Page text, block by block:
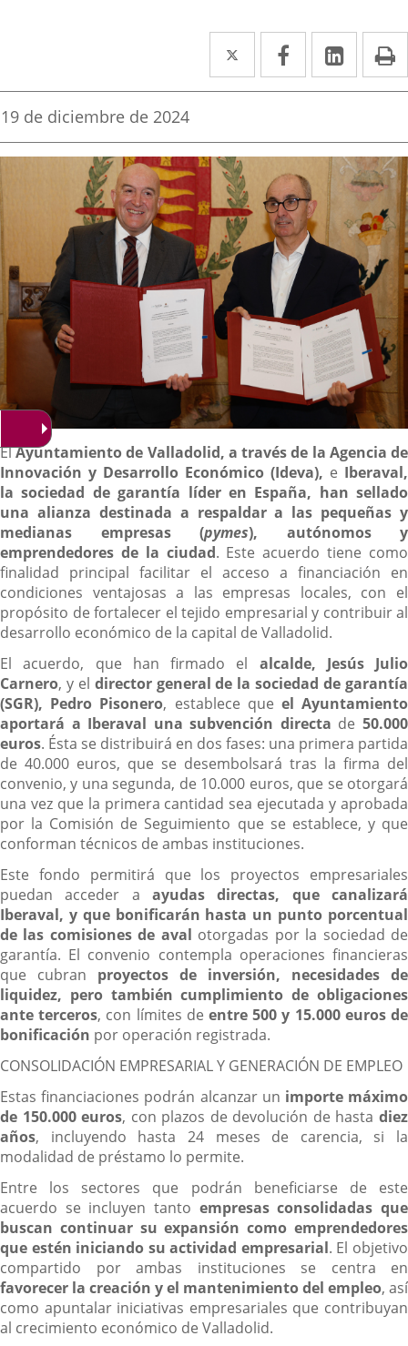
Twitter
Enlace
a
aplicación
externa.
Facebook
Enlace
a
aplicación
externa.
Enlace
a
Fecha
la
noticia
19 de diciembre de 2024
Descripción
ElAyuntamiento de Valladolid, a través de la Agencia de
Innovación y Desarrollo Económico (Ideva), e Iberaval,
la sociedad de garantía líder en España, han sellado
una alianza destinada a respaldar a las pequeñas y
medianas empresas (pymes), autónomos y
emprendedores de la ciudad. Este acuerdo tiene como
finalidad principal facilitar el acceso a financiación en
condiciones ventajosas a las empresas locales, con el
propósito de fortalecer el tejido empresarial y contribuir al
desarrollo económico de la capital de Valladolid.
El acuerdo, que han firmado el alcalde, Jesús Julio
Carnero, y el director general de la sociedad de garantía
(SGR), Pedro Pisonero, establece que el Ayuntamiento
aportará a Iberaval una subvención directa de50.000
euros. Ésta se distribuirá en dos fases: una primera partida
de 40.000 euros, que se desembolsará tras la firma del
convenio, y una segunda, de 10.000 euros, que se otorgará
una vez que la primera cantidad sea ejecutada y aprobada
por la Comisión de Seguimiento que se establece, y que
conforman técnicos de ambas instituciones.
Este fondo permitirá que los proyectos empresariales
puedan acceder a ayudas directas, que canalizará
Iberaval, y que bonificarán hasta un punto porcentual
de las comisiones de aval otorgadas por la sociedad de
garantía. El convenio contempla operaciones financieras
que cubran proyectos de inversión, necesidades de
liquidez, pero también cumplimiento de obligaciones
ante terceros, con límites deentre 500 y 15.000 euros de
bonificación por operación registrada.
CONSOLIDACIÓN EMPRESARIAL Y GENERACIÓN DE EMPLEO
Estas financiaciones podrán alcanzar un importe máximo
de 150.000 euros, con plazos de devolución de hastadiez
años, incluyendo hasta 24 meses de carencia, si la
modalidad de préstamo lo permite.
Entre los sectores que podrán beneficiarse de este
acuerdo se incluyen tanto empresas consolidadas que
buscan continuar su expansión como emprendedores
que estén iniciando su actividad empresarial. El objetivo
compartido por ambas instituciones se centra en
favorecer la creación y el mantenimiento del empleo, así
como apuntalar iniciativas empresariales que contribuyan
al crecimiento económico de Valladolid.